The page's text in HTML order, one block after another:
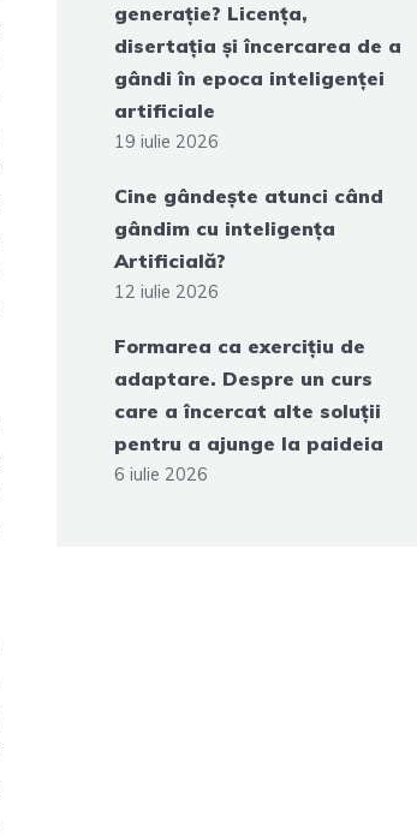
generație? Licența,
disertația și încercarea de a
gândi în epoca inteligenței
artificiale
19 iulie 2026
Cine gândește atunci când
gândim cu inteligența
Artificială?
12 iulie 2026
Formarea ca exercițiu de
adaptare. Despre un curs
care a încercat alte soluții
pentru a ajunge la paideia
6 iulie 2026